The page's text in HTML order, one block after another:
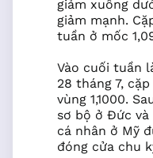
giảm xuống
giảm mạnh.
tuần ở mốc
Vào cuối tuần
28 tháng 7,
vùng 1,1000.
sơ bộ ở Đức
cá nhân ở Mỹ
đóng cửa chu